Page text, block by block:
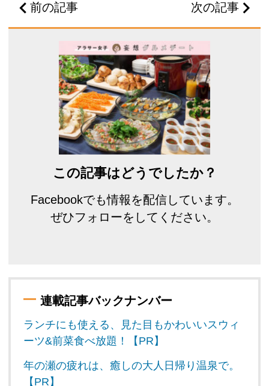
前の記事 次の記事
この記事はどうでしたか？
Facebookでも情報を配信しています。
ぜひフォローをしてください。
連載記事バックナンバー
ランチにも使える、見た目もかわいいスウィ
ーツ&前菜食べ放題！【PR】
年の瀬の疲れは、癒しの大人日帰り温泉で。
【PR】